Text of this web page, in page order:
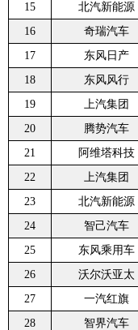
15
北汽新能源
16
奇瑞汽车
17
东风日产
18
东风风行
19
上汽集团
20
腾势汽车
21
阿维塔科技
22
上汽集团
23
北汽新能源
24
智己汽车
25
东风乘用车
26
沃尔沃亚太
27
一汽红旗
28
智界汽车